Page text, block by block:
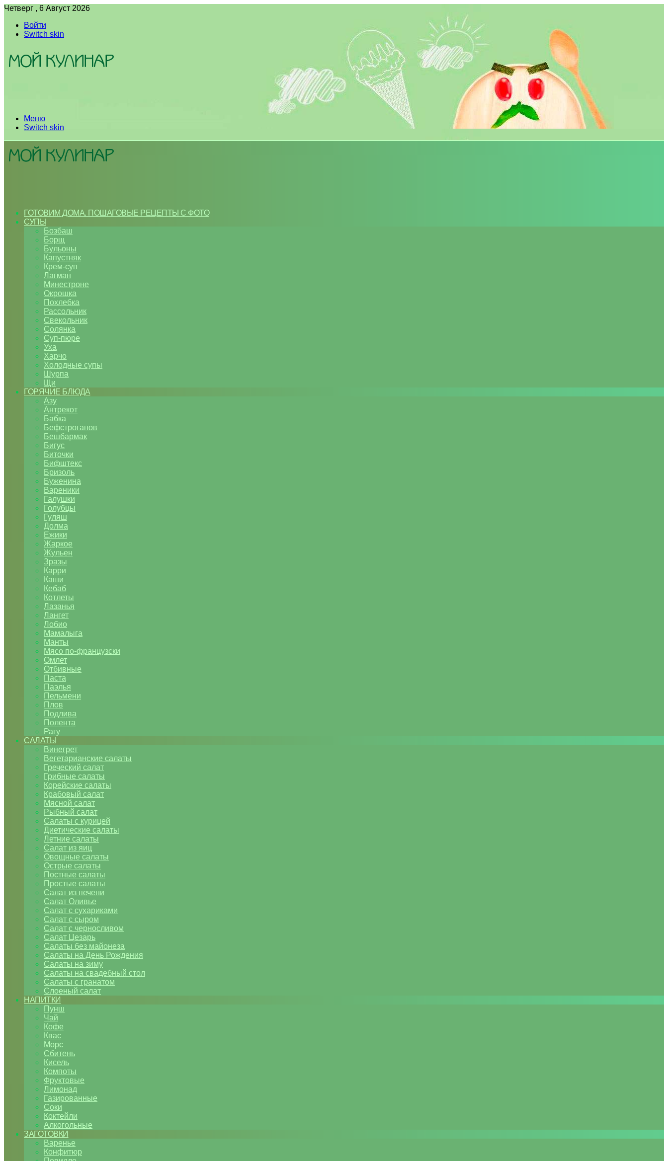
Четверг , 6 Август 2026
Войти
Switch skin
Меню
Switch skin
ГОТОВИМ ДОМА. ПОШАГОВЫЕ РЕЦЕПТЫ С ФОТО
СУПЫ
Бозбаш
Борщ
Бульоны
Капустняк
Крем-суп
Лагман
Минестроне
Окрошка
Похлебка
Рассольник
Свекольник
Солянка
Суп-пюре
Уха
Харчо
Холодные супы
Шурпа
Щи
ГОРЯЧИЕ БЛЮДА
Азу
Антрекот
Бабка
Бефстроганов
Бешбармак
Бигус
Биточки
Бифштекс
Бризоль
Буженина
Вареники
Галушки
Голубцы
Гуляш
Долма
Ежики
Жаркое
Жульен
Зразы
Карри
Каши
Кебаб
Котлеты
Лазанья
Лангет
Лобио
Мамалыга
Манты
Мясо по-французски
Омлет
Отбивные
Паста
Паэлья
Пельмени
Плов
Подлива
Полента
Рагу
САЛАТЫ
Винегрет
Вегетарианские салаты
Греческий салат
Грибные салаты
Корейские салаты
Крабовый салат
Мясной салат
Рыбный салат
Салаты с курицей
Диетические салаты
Летние салаты
Салат из яиц
Овощные салаты
Острые салаты
Постные салаты
Простые салаты
Салат из печени
Салат Оливье
Салат с сухариками
Салат с сыром
Салат с черносливом
Салат Цезарь
Салаты без майонеза
Салаты на День Рождения
Салаты на зиму
Салаты на свадебный стол
Салаты с гранатом
Слоеный салат
НАПИТКИ
Пунш
Чай
Кофе
Квас
Морс
Сбитень
Кисель
Компоты
Фруктовые
Лимонад
Газированные
Соки
Коктейли
Алкогольные
ЗАГОТОВКИ
Варенье
Конфитюр